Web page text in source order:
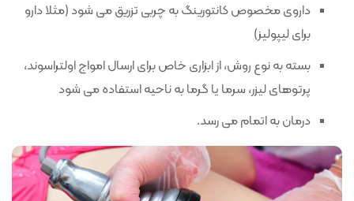
داروی مخصوص کانتورینگ به چربی تزریق می شود (مثلا دارو
برای لیپولیز)
بسته به نوع روش، از ابزاری خاص برای ارسال امواج اولتراسوند،
پرتوهای لیزر، سرما یا گرما به ناحیه استفاده می شود
درمان به اتمام می رسد.